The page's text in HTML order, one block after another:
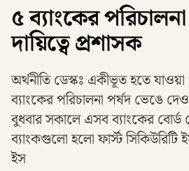
৫ ব্যাংকের
দায়িত্বে প্রশাসক
অর্থনীতি ডেস্কঃ একীভূত হতে
ব্যাংকের পরিচালনা পর্ষদ ভেঙে
বুধবার সকালে এসব ব্যাংকের
ব্যাংকগুলো হলো ফার্স্ট সিকিউরিটি
ইস